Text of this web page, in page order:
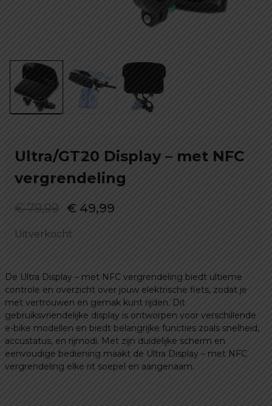
Ultra/GT20 Display – met NFC
vergrendeling
€79,99 Oorspronkelijke
€ 49,99
Uitverkocht
De Ultra Display – met NFC vergrendeling biedt ultieme
controle en overzicht over jouw elektrische fiets, zodat je
met vertrouwen en gemak kunt rijden. Dit
gebruiksvriendelijke display is ontworpen voor verschillende
e-bike modellen en biedt belangrijke functies zoals snelheid,
accustatus, en rijmodi. Met zijn duidelijke scherm en
eenvoudige bediening maakt de Ultra Display – met NFC
vergrendeling elke rit soepel en aangenaam.